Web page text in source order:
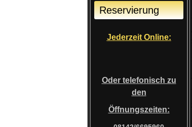
Reservierung
Jederzeit Online:
Oder telefonisch zu
den
Öffnungszeiten: